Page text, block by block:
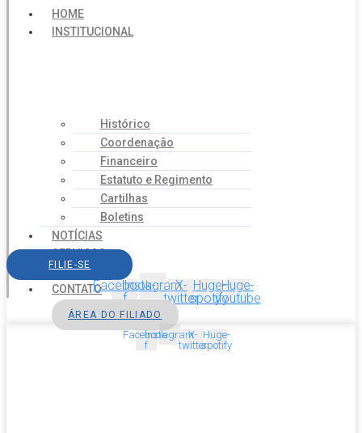
HOME
INSTITUCIONAL
Histórico
Coordenação
Financeiro
Estatuto e Regimento
Cartilhas
Boletins
NOTÍCIAS
SERVIÇOS
AGENDA
CONTATO
FILIE-SE
Facebook-
f
InstagramX-
twitter
Huge-
spotify
Huge-
youtube
ÁREA DO FILIADO
Facebook-
f
InstagramX-
twitter
Huge-
spotify